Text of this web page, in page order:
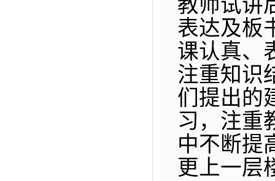
教师试讲
表达及板
课认真、
注重知识
们提出的
习，注重
中不断提
更上一层